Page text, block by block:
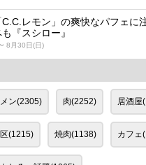
レモン」の爽快なパフェに
『スシロー』
8月30日(日)
ン(2305) 肉(2252) 居酒屋
(1215) 焼肉(1138) カフェ